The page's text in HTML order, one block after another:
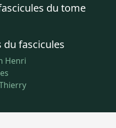
du tome
du fascicules
Henri